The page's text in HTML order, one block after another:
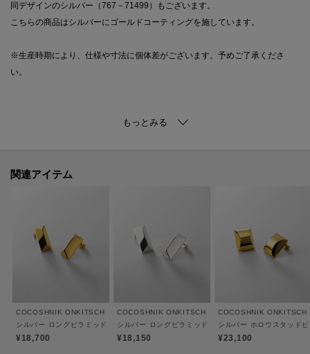
同デザインのシルバー（767－71499）もございます。
こちらの商品はシルバーにゴールドコーティングを施しています。
※生産時期により、仕様や寸法に個体差がございます。予めご了承くださ
い。
※照明の関係により、実際よりも色味が違って見える場合があります。ま
ココシュニックの商品はジュエリーの為、通常のお直しセンターでの修理の
対応ができません。
ショップリスト・連絡先はお取り扱いショップ検索でご確認お願い致しま
す。
関連アイテム
COCOSHNIK ONKITSCH
シルバー ロングピラミッド スタッドピアス GP
¥18,700
COCOSHNIK ONKITSCH
シルバー ロングピラミッド スタッドピアス
¥18,150
COCOSHNIK ONKITSCH
シルバー ホロウスタッド
¥23,100